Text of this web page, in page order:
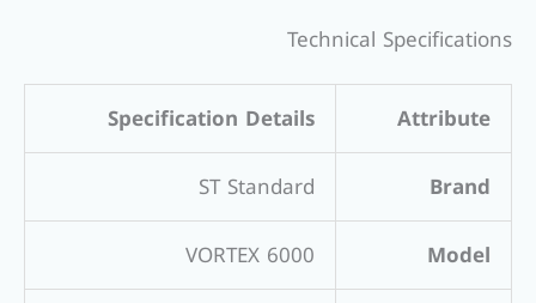
Technical Specifications
Attribute
Specification Details
Brand
ST Standard
Model
VORTEX 6000